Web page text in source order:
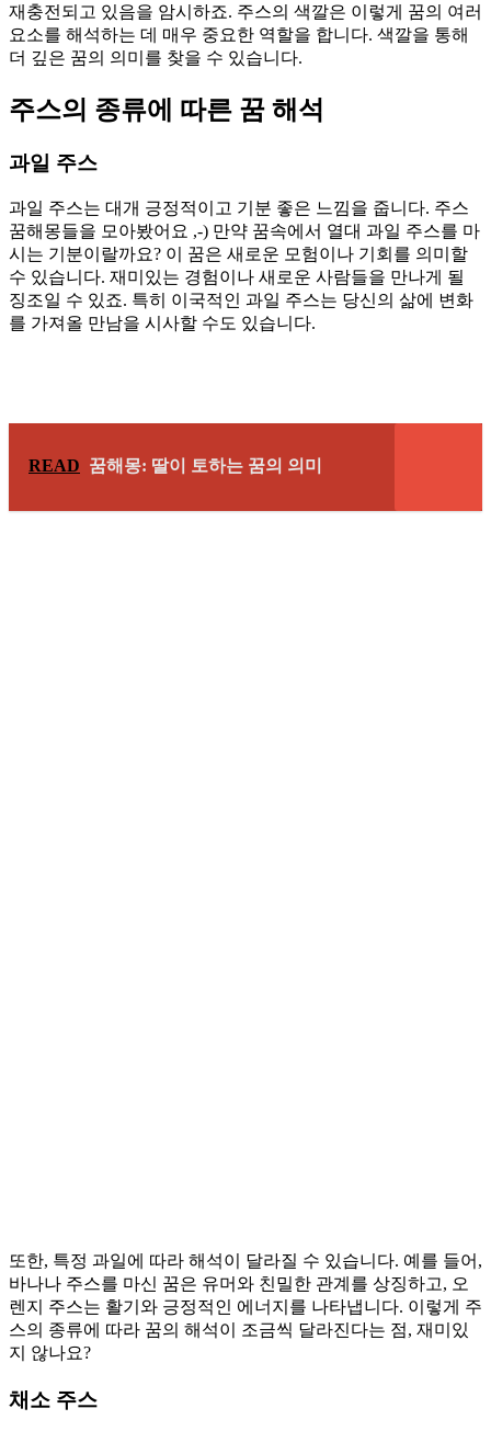
재충전되고 있음을 암시하죠. 주스의 색깔은 이렇게 꿈의 여러
요소를 해석하는 데 매우 중요한 역할을 합니다. 색깔을 통해
더 깊은 꿈의 의미를 찾을 수 있습니다.
주스의 종류에 따른 꿈 해석
과일 주스
과일 주스는 대개 긍정적이고 기분 좋은 느낌을 줍니다. 주스
꿈해몽들을 모아봤어요 ,-) 만약 꿈속에서 열대 과일 주스를 마
시는 기분이랄까요? 이 꿈은 새로운 모험이나 기회를 의미할
수 있습니다. 재미있는 경험이나 새로운 사람들을 만나게 될
징조일 수 있죠. 특히 이국적인 과일 주스는 당신의 삶에 변화
를 가져올 만남을 시사할 수도 있습니다.
READ 꿈해몽: 딸이 토하는 꿈의 의미
또한, 특정 과일에 따라 해석이 달라질 수 있습니다. 예를 들어,
바나나 주스를 마신 꿈은 유머와 친밀한 관계를 상징하고, 오
렌지 주스는 활기와 긍정적인 에너지를 나타냅니다. 이렇게 주
스의 종류에 따라 꿈의 해석이 조금씩 달라진다는 점, 재미있
지 않나요?
채소 주스